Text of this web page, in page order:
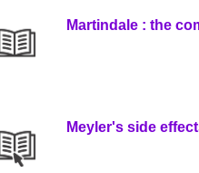
Martindale : the
Meyler's side